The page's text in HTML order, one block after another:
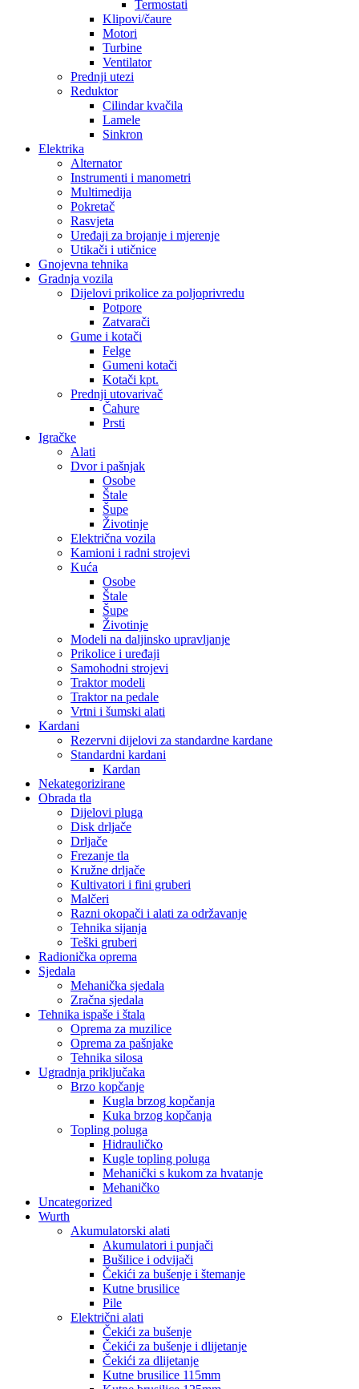
Termostati
Klipovi/čaure
Motori
Turbine
Ventilator
Prednji utezi
Reduktor
Cilindar kvačila
Lamele
Sinkron
Elektrika
Alternator
Instrumenti i manometri
Multimedija
Pokretač
Rasvjeta
Uređaji za brojanje i mjerenje
Utikači i utičnice
Gnojevna tehnika
Gradnja vozila
Dijelovi prikolice za poljoprivredu
Potpore
Zatvarači
Gume i kotači
Felge
Gumeni kotači
Kotači kpt.
Prednji utovarivač
Čahure
Prsti
Igračke
Alati
Dvor i pašnjak
Osobe
Štale
Šupe
Životinje
Električna vozila
Kamioni i radni strojevi
Kuća
Osobe
Štale
Šupe
Životinje
Modeli na daljinsko upravljanje
Prikolice i uređaji
Samohodni strojevi
Traktor modeli
Traktor na pedale
Vrtni i šumski alati
Kardani
Rezervni dijelovi za standardne kardane
Standardni kardani
Kardan
Nekategorizirane
Obrada tla
Dijelovi pluga
Disk drljače
Drljače
Frezanje tla
Kružne drljače
Kultivatori i fini gruberi
Malčeri
Razni okopači i alati za održavanje
Tehnika sijanja
Teški gruberi
Radionička oprema
Sjedala
Mehanička sjedala
Zračna sjedala
Tehnika ispaše i štala
Oprema za muzilice
Oprema za pašnjake
Tehnika silosa
Ugradnja priključaka
Brzo kopčanje
Kugla brzog kopčanja
Kuka brzog kopčanja
Topling poluga
Hidrauličko
Kugle topling poluga
Mehanički s kukom za hvatanje
Mehaničko
Uncategorized
Wurth
Akumulatorski alati
Akumulatori i punjači
Bušilice i odvijači
Čekići za bušenje i štemanje
Kutne brusilice
Pile
Električni alati
Čekići za bušenje
Čekići za bušenje i dlijetanje
Čekići za dlijetanje
Kutne brusilice 115mm